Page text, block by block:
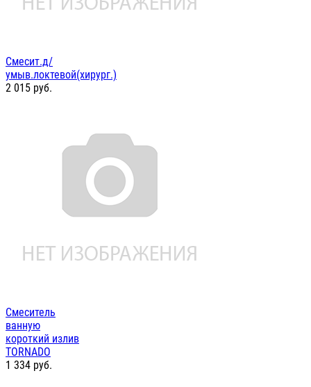
Смесит.д/
умыв.локтевой(хирург.)
2 015 руб.
Смеситель
ванную
короткий излив
TORNADO
1 334 руб.